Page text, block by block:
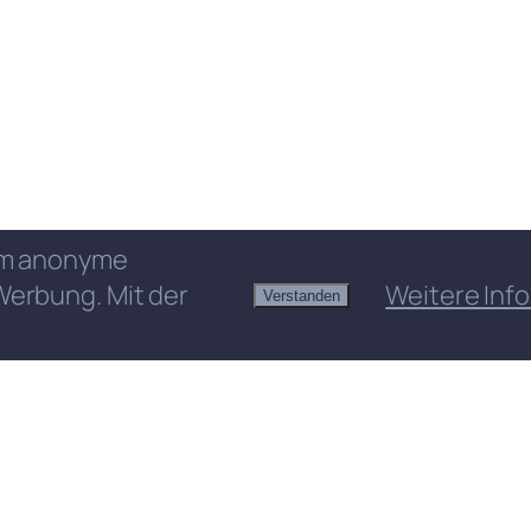
anonyme
Mit der
Verstanden Weitere